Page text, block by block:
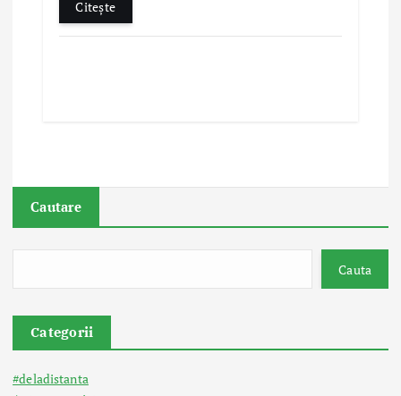
Citește
Cautare
Cauta
Categorii
#deladistanta